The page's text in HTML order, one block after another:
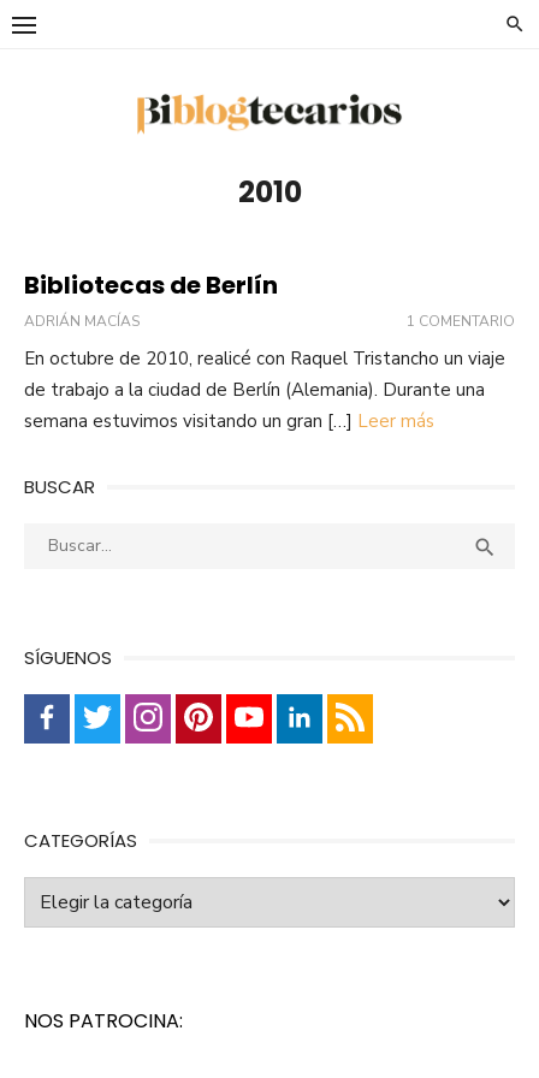
Saltar
2010
Bibliotecas de Berlín
ADRIÁN MACÍAS 1 COMENTARIO
En octubre de 2010, realicé con Raquel Tristancho un viaje
de trabajo a la ciudad de Berlín (Alemania). Durante una
semana estuvimos visitando un gran […] Leer más
BUSCAR
Buscar: 
SÍGUENOS
CATEGORÍAS
Categorías
NOS PATROCINA: